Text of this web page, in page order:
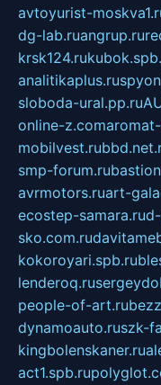
avtoyurist-
dg-lab.ruangrup.ru
krsk124.ru
analitikaplus.ru
sloboda-ural.pp.ru
online-z.com
mobilvest.ru
smp-forum.ru
avrmotors.ruart-
ecostep-samara.ru
sko.com.ru
kokoroyari.spb.ru
lenderoq.ru
people-of-art.ru
dynamoauto.ruszk-
kingbolenskaner.ru
act1.spb.ru